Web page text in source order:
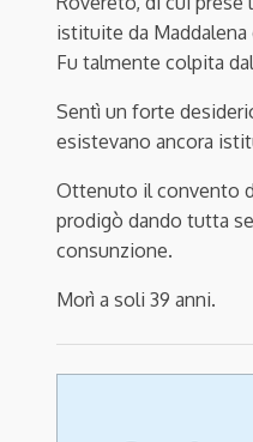
istituite da Maddalena
Fu talmente colpita
Sentì un forte
esistevano ancora
Ottenuto il convento
prodigò dando tutta
consunzione.
Morì a soli 39 anni.